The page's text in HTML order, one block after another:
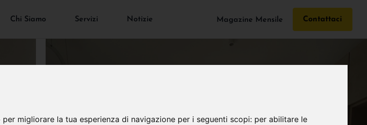
migliorare la tua esperienza di navigazione per i seguenti scopi: per abilitare le
Chi Siamo Servizi Notizie Magazine Mensile Contattaci